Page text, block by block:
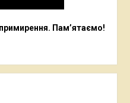
Пам’ятаємо!